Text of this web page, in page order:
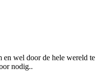
wel door de hele wereld te
nodig..